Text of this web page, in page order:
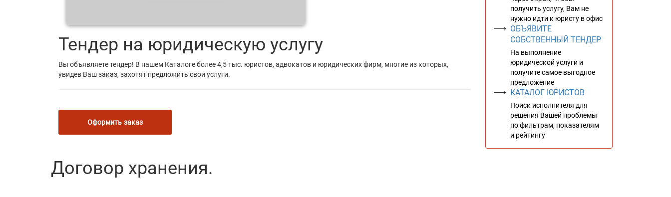
Тендер на юридическую услугу
Вы объявляете тендер! В нашем Каталоге более 4,5 тыс. юристов, адвокатов и юридических фирм, многие из которых,
увидев Ваш заказ, захотят предложить свои услуги.
Оформить заказ
получить услугу, Вам не
нужно идти к юристу в офис
ОБЪЯВИТЕ
СОБСТВЕННЫЙ ТЕНДЕР
На выполнение
юридической услуги и
получите самое выгодное
предложение
КАТАЛОГ ЮРИСТОВ
Поиск исполнителя для
решения Вашей проблемы
по фильтрам, показателям
и рейтингу
Договор хранения.